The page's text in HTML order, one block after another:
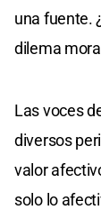
una fuente.
dilema
Las voces
diversos
valor
solo lo